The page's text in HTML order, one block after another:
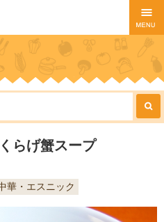
らげ蟹スープ
華・エスニック